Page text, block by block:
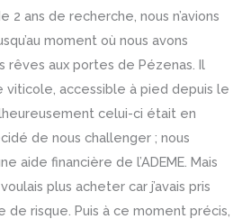
2 ans de recherche, nous n’avions
moment où nous avons
rêves aux portes de Pézenas. Il
viticole, accessible à pied depuis le
celui-ci était en
de nous challenger ; nous
aide financière de l’ADEME. Mais
plus acheter car j’avais pris
de risque. Puis à ce moment précis,